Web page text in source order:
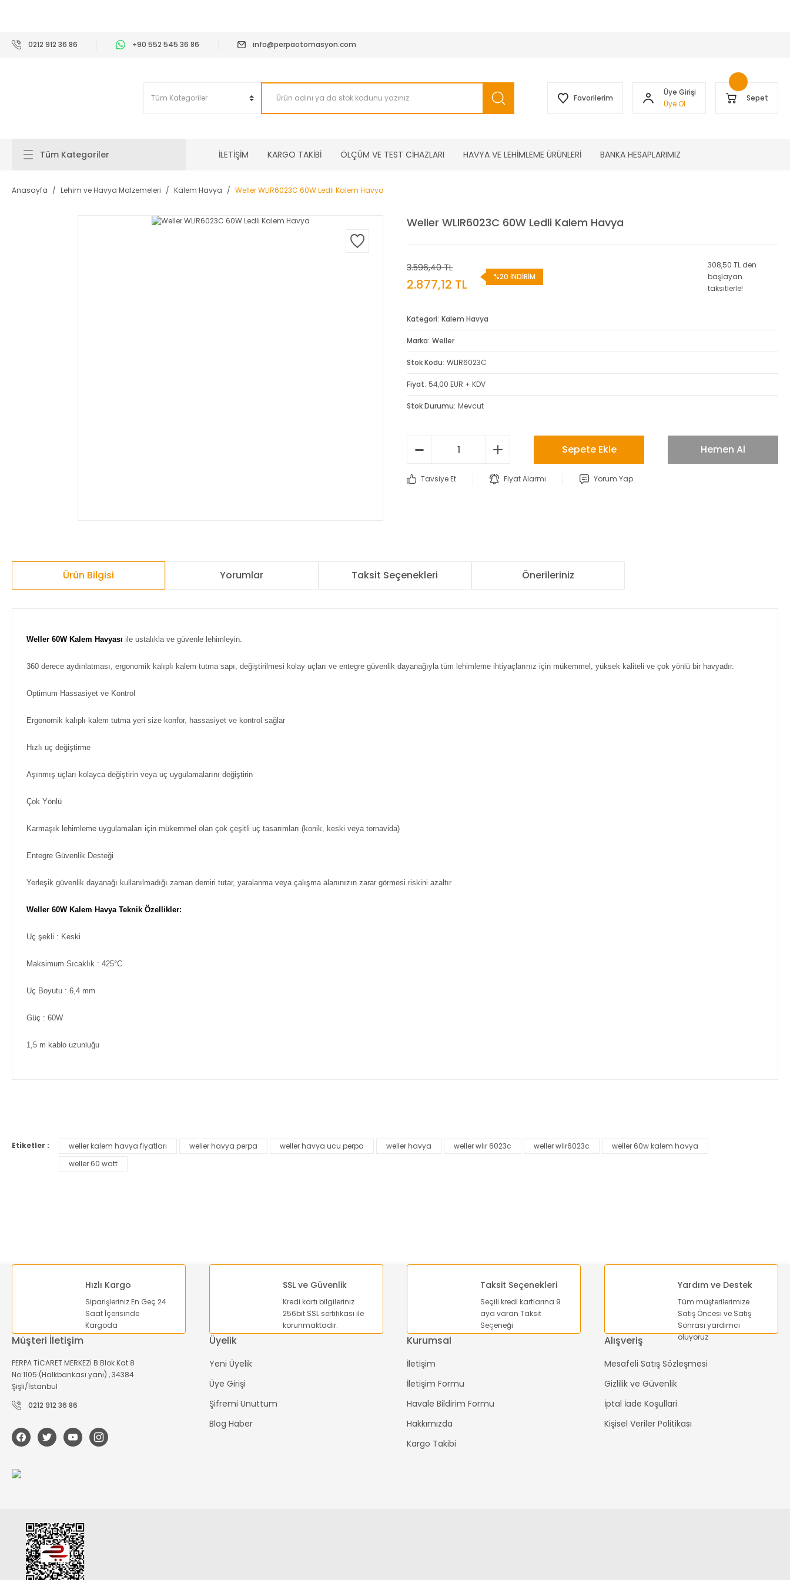
0212 912 36 86 +90 552 545 36 86 info@perpaotomasyon.com
Favorilerim
Üye Girişi
Üye Ol
Sepet
Tüm Kategoriler İLETİŞİM KARGO TAKİBİ ÖLÇÜM VE TEST CİHAZLARI HAVYA VE LEHİMLEME ÜRÜNLERİ BANKA HESAPLARIMIZ
Anasayfa Lehim ve Havya Malzemeleri Kalem Havya Weller WLIR6023C 60W Ledli Kalem Havya
Weller WLIR6023C 60W Ledli Kalem Havya
3.596,40 TL
2.877,12 TL %20 İNDİRİM
308,50 TL den
başlayan
taksitlerle!
Kategori Kalem Havya
Marka Weller
Stok Kodu WLIR6023C
Fiyat 54,00 EUR + KDV
Stok Durumu Mevcut
Sepete Ekle Hemen Al
Tavsiye Et Fiyat Alarmı Yorum Yap
Ürün Bilgisi Yorumlar Taksit Seçenekleri Önerileriniz
Weller 60W Kalem Havyası ile ustalıkla ve güvenle lehimleyin.
360 derece aydınlatması, ergonomik kalıplı kalem tutma sapı, değiştirilmesi kolay uçları ve entegre güvenlik dayanağıyla tüm lehimleme ihtiyaçlarınız için mükemmel, yüksek kaliteli ve çok yönlü bir havyadır.
Optimum Hassasiyet ve Kontrol
Ergonomik kalıplı kalem tutma yeri size konfor, hassasiyet ve kontrol sağlar
Hızlı uç değiştirme
Aşınmış uçları kolayca değiştirin veya uç uygulamalarını değiştirin
Çok Yönlü
Karmaşık lehimleme uygulamaları için mükemmel olan çok çeşitli uç tasarımları (konik, keski veya tornavida)
Entegre Güvenlik Desteği
Yerleşik güvenlik dayanağı kullanılmadığı zaman demiri tutar, yaralanma veya çalışma alanınızın zarar görmesi riskini azaltır
Weller 60W Kalem Havya Teknik Özellikler:
Uç şekli : Keski
Maksimum Sıcaklık : 425°C
Uç Boyutu : 6,4 mm
Güç : 60W
1,5 m kablo uzunluğu
Ürün resmi kalitesiz, bozuk veya görüntülenemiyor.
Ürün açıklamasında eksik bilgiler bulunuyor.
Etiketler : weller kalem havya fiyatları weller havya perpa weller havya ucu perpa weller havya weller wlır 6023c weller wlir6023c
weller 60w kalem havya
weller 60 watt
Hızlı Kargo
Siparişleriniz En Geç 24
Saat İçerisinde
Kargoda
SSL ve Güvenlik
Kredi kartı bilgileriniz
256bit SSL sertifikası ile
korunmaktadır.
Taksit Seçenekleri
Seçili kredi kartlarına 9
aya varan Taksit
Seçeneği
Yardım ve Destek
Tüm müşterilerimize
Satış Öncesi ve Satış
Sonrası yardımcı
oluyoruz
Müşteri İletişim
PERPA TİCARET MERKEZİ B Blok Kat:8
No:1105 (Halkbankası yanı) , 34384
Şişli/İstanbul
0212 912 36 86
Üyelik
Yeni Üyelik
Üye Girişi
Şifremi Unuttum
Blog Haber
Kurumsal
İletişim
İletişim Formu
Havale Bildirim Formu
Hakkımızda
Kargo Takibi
Alışveriş
Mesafeli Satış Sözleşmesi
Gizlilik ve Güvenlik
İptal İade Koşullari
Kişisel Veriler Politikası